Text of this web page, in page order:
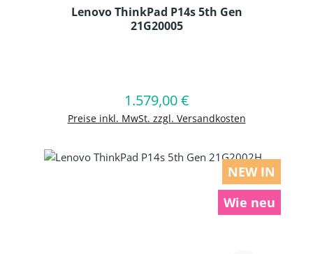
Lenovo ThinkPad P14s 5th Gen
21G20005
Regulärer Preis:
1.579,00 €
Preise inkl. MwSt. zzgl. Versandkosten
In den Warenkorb
NEW IN
Wie neu